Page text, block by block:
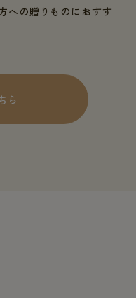
への贈りものにおすす
ら